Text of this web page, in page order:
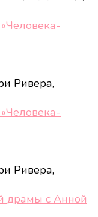
Ривера,
Ривера,
драмы с Анной